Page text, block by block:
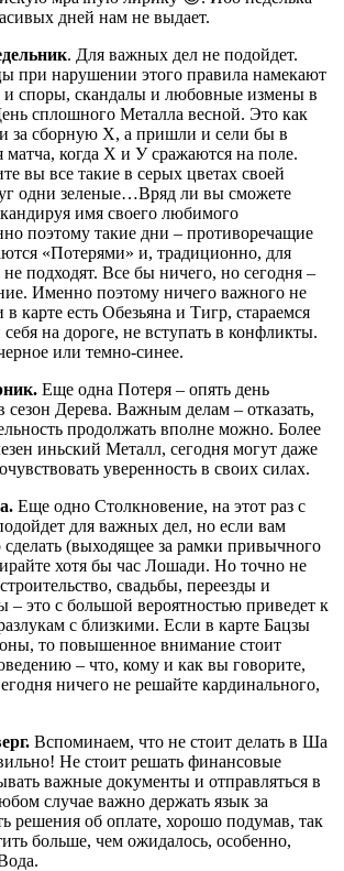
дней нам не выдает.
. Для важных дел не подойдет.
при нарушении этого правила намекают
и споры, скандалы и любовные измены в
сплошного Металла весной. Это как
за сборную Х, а пришли и сели бы в
матча, когда Х и У сражаются на поле.
вы все такие в серых цветах своей
одни зеленые…Вряд ли вы сможете
имя своего любимого
поэтому такие дни – противоречащие
«Потерями» и, традиционно, для
подходят. Все бы ничего, но сегодня –
Именно поэтому ничего важного не
карте есть Обезьяна и Тигр, стараемся
на дороге, не вступать в конфликты.
или темно-синее.
Еще одна Потеря – опять день
сезон Дерева. Важным делам – отказать,
продолжать вполне можно. Более
иньский Металл, сегодня могут даже
уверенность в своих силах.
Еще одно Столкновение, на этот раз с
для важных дел, но если вам
сделать (выходящее за рамки привычного
хотя бы час Лошади. Но точно не
свадьбы, переезды и
– это с большой вероятностью приведет к
с близкими. Если в карте Бацзы
то повышенное внимание стоит
– что, кому и как вы говорите,
ничего не решайте кардинального,
Вспоминаем, что не стоит делать в Ша
Не стоит решать финансовые
важные документы и отправляться в
случае важно держать язык за
решения об оплате, хорошо подумав, так
больше, чем ожидалось, особенно,